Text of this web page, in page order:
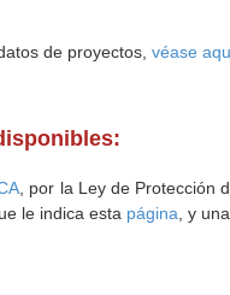
de proyectos,véase
, por la Ley de
le indica esta página , y